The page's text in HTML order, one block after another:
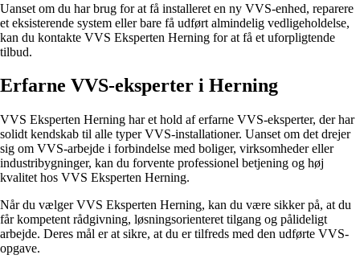
Uanset om du har brug for at få installeret en ny VVS-enhed, reparere
et eksisterende system eller bare få udført almindelig vedligeholdelse,
kan du kontakte VVS Eksperten Herning for at få et uforpligtende
tilbud.
Erfarne VVS-eksperter i Herning
VVS Eksperten Herning har et hold af erfarne VVS-eksperter, der har
solidt kendskab til alle typer VVS-installationer. Uanset om det drejer
sig om VVS-arbejde i forbindelse med boliger, virksomheder eller
industribygninger, kan du forvente professionel betjening og høj
kvalitet hos VVS Eksperten Herning.
Når du vælger VVS Eksperten Herning, kan du være sikker på, at du
får kompetent rådgivning, løsningsorienteret tilgang og pålideligt
arbejde. Deres mål er at sikre, at du er tilfreds med den udførte VVS-
opgave.